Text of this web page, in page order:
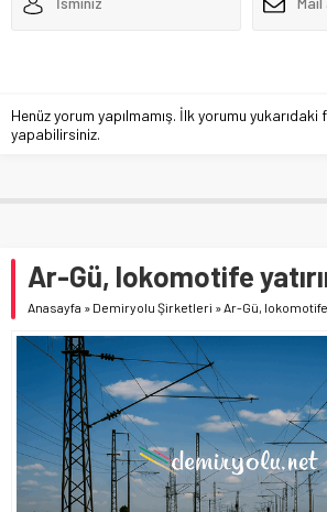
Henüz yorum yapılmamış. İlk yorumu yukarıdaki
yapabilirsiniz.
Ar-Gü, lokomotife
Anasayfa » Demiryolu Şirketleri » Ar-Gü,